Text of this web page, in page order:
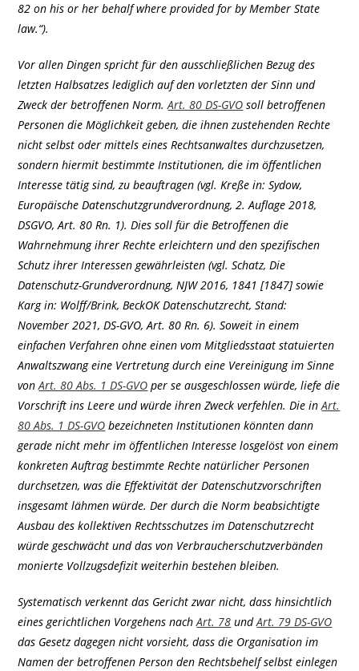
82 on his or her behalf where provided for by Member State
law.“).
Vor allen Dingen spricht für den ausschließlichen Bezug des
letzten Halbsatzes lediglich auf den vorletzten der Sinn und
Zweck der betroffenen Norm.Art. 80 DS-GVO soll betroffenen
Personen die Möglichkeit geben, die ihnen zustehenden Rechte
nicht selbst oder mittels eines Rechtsanwaltes durchzusetzen,
sondern hiermit bestimmte Institutionen, die im öffentlichen
Interesse tätig sind, zu beauftragen (vgl. Kreße in: Sydow,
Europäische Datenschutzgrundverordnung, 2. Auflage 2018,
DSGVO, Art. 80 Rn. 1). Dies soll für die Betroffenen die
Wahrnehmung ihrer Rechte erleichtern und den spezifischen
Schutz ihrer Interessen gewährleisten (vgl. Schatz, Die
Datenschutz-Grundverordnung, NJW 2016, 1841 [1847] sowie
Karg in: Wolff/Brink, BeckOK Datenschutzrecht, Stand:
November 2021, DS-GVO, Art. 80 Rn. 6). Soweit in einem
einfachen Verfahren ohne einen vom Mitgliedsstaat statuierten
Anwaltszwang eine Vertretung durch eine Vereinigung im Sinne
vonArt. 80 Abs. 1 DS-GVO per se ausgeschlossen würde, liefe die
Vorschrift ins Leere und würde ihren Zweck verfehlen. Die inArt.
80 Abs. 1 DS-GVO bezeichneten Institutionen könnten dann
gerade nicht mehr im öffentlichen Interesse losgelöst von einem
konkreten Auftrag bestimmte Rechte natürlicher Personen
durchsetzen, was die Effektivität der Datenschutzvorschriften
insgesamt lähmen würde. Der durch die Norm beabsichtigte
Ausbau des kollektiven Rechtsschutzes im Datenschutzrecht
würde geschwächt und das von Verbraucherschutzverbänden
monierte Vollzugsdefizit weiterhin bestehen bleiben.
Systematisch verkennt das Gericht zwar nicht, dass hinsichtlich
eines gerichtlichen Vorgehens nachArt. 78 undArt. 79 DS-GVO
das Gesetz dagegen nicht vorsieht, dass die Organisation im
Namen der betroffenen Person den Rechtsbehelf selbst einlegen